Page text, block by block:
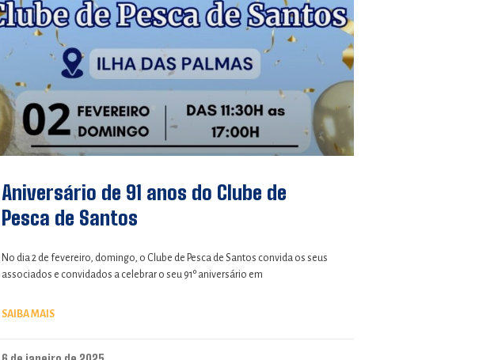
Aniversário de 91 anos do Clube de
Pesca de Santos
No dia 2 de fevereiro, domingo, o Clube de Pesca de Santos convida os seus
associados e convidados a celebrar o seu 91º aniversário em
SAIBA MAIS